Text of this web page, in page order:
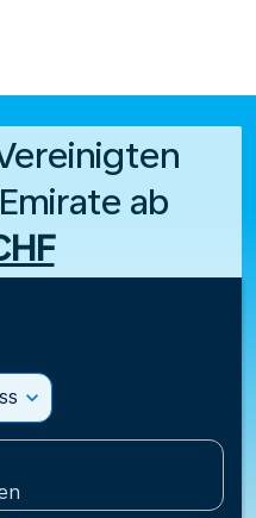
ab
expand_more